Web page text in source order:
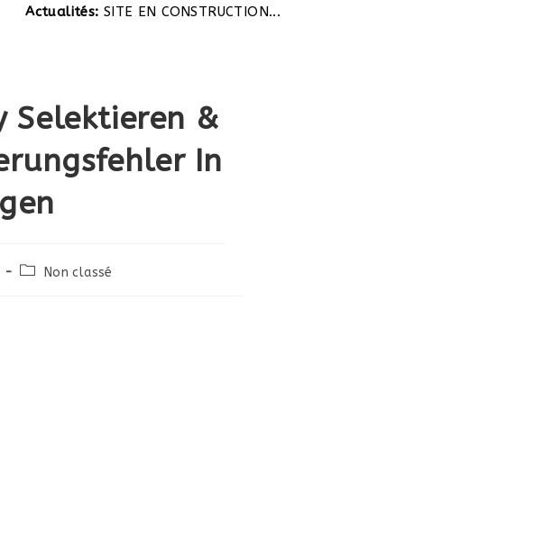
SITE EN CONSTRUCTION...
Selektieren &
In
PostNon classé